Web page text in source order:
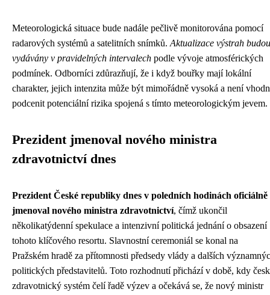
Meteorologická situace bude nadále pečlivě monitorována pomocí
radarových systémů a satelitních snímků. Aktualizace výstrah budou
vydávány v pravidelných intervalech podle vývoje atmosférických
podmínek. Odborníci zdůrazňují, že i když bouřky mají lokální
charakter, jejich intenzita může být mimořádně vysoká a není
podcenit potenciální rizika spojená s tímto meteorologickým jevem.
Prezident jmenoval nového ministra
zdravotnictví dnes
Prezident České republiky dnes v poledních hodinách oficiálně
jmenoval nového ministra zdravotnictví, čímž ukončil
několikatýdenní spekulace a intenzivní politická jednání o obsazení
tohoto klíčového resortu. Slavnostní ceremoniál se konal na
Pražském hradě za přítomnosti předsedy vlády a dalších
politických představitelů. Toto rozhodnutí přichází v době, kdy
zdravotnický systém čelí řadě výzev a očekává se, že nový ministr